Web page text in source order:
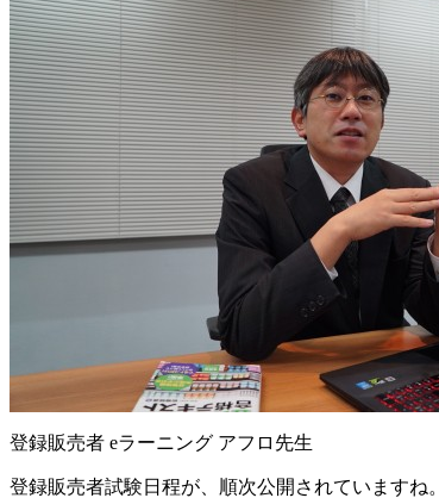
登録販売者 eラーニング アフロ先生
登録販売者試験日程が、順次公開されていますね。